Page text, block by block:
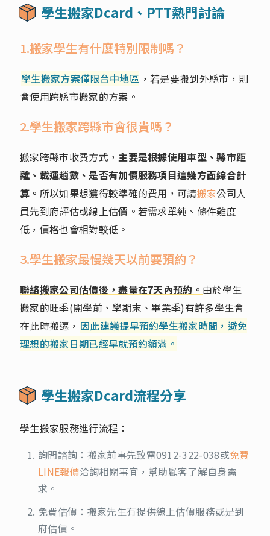
學生搬家Dcard、PTT熱門討論
1.搬家學生有什麼特別限制嗎？
學生搬家方案僅限台中地區 ，若是要搬到外縣市，則
會使用跨縣市搬家的方案。
2.學生搬家跨縣市會很貴嗎？
搬家跨縣市收費方式，主要是根據使用車型、縣市距
離、載運趟數、是否有加價服務項目這幾方面綜合計
算。 所以如果想獲得較準確的費用，可請搬家公司人
員先到府評估或線上估價。若需求單純、條件難度
低，價格也會相對較低。
3.學生搬家最慢幾天以前要預約？
聯絡搬家公司估價後，盡量在7天內預約。 由於學生
搬家的旺季(開學前、學期末、畢業季)有許多學生會
在此時搬遷， 因此建議提早預約學生搬家時間，避免
理想的搬家日期已經早就預約額滿。
學生搬家Dcard流程分享
學生搬家服務進行流程：
詢問諮詢：搬家前事先致電0912-322-038或免費
LINE報價洽詢相關事宜，幫助顧客了解自身需
求。
免費估價：搬家先生有提供線上估價服務或是到
府估價。